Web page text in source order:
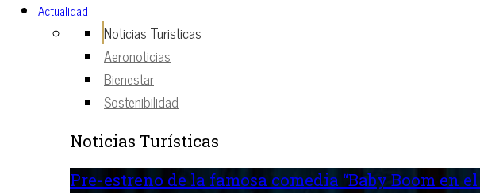
Actualidad
Noticias Turisticas
Aeronoticias
Bienestar
Sostenibilidad
Noticias Turísticas
Pre-estreno de la famosa comedia “Baby Boom en